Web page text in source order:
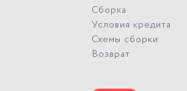
Сборка
Условия кредита
Схемы сборки
Возврат